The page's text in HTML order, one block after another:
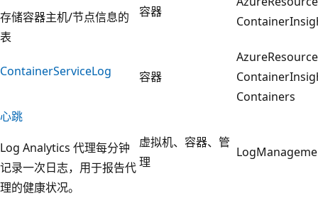
存储容器主机/节点信息的
表
容器
ContainerServiceLog 容器
Containers
心跳
Log Analytics 代理每分钟
记录一次日志，用于报告代
理的健康状况。
虚拟机、容器、管
理